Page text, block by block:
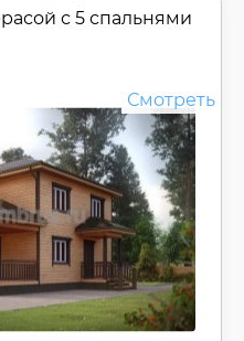
с 5 спальнями
Смотреть